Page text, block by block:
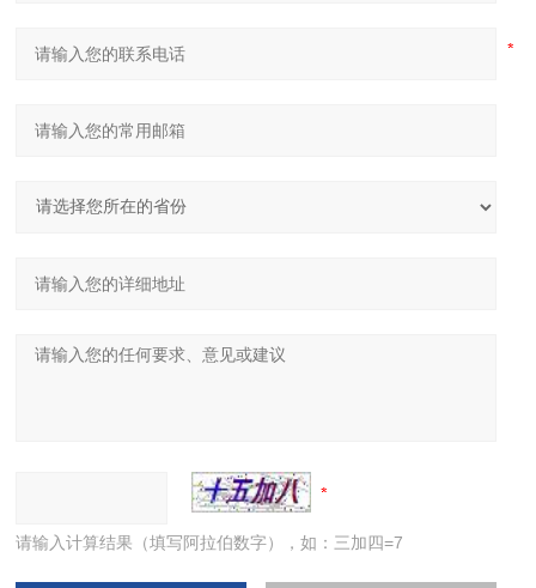
请输入计算结果（填写阿拉伯数字），如：三加四=7